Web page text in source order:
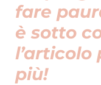
fare
è sotto
l’articolo
più!